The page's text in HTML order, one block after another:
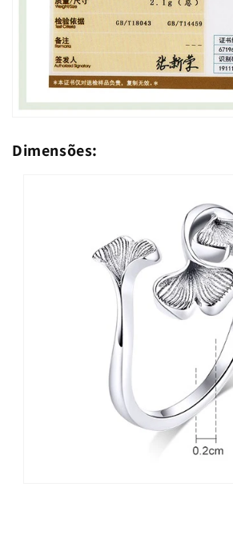
Dimensões: